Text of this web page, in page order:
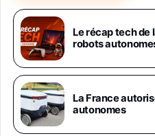
Samsung Galaxy
Android 5G avec
Chargeur Secteur
Smartphone
1019€
Galaxy S26 Ultra
1019€1399€Fnac
Le récap tech de
robots
La France
autonomes